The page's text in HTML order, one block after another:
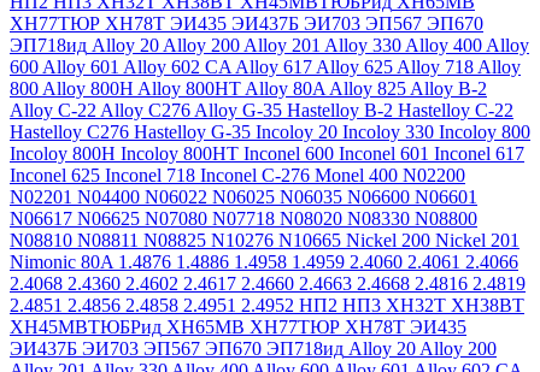
ХН77ТЮР ХН78Т ЭИ435 ЭИ437Б ЭИ703 ЭП567 ЭП670
ЭП718ид Alloy 20 Alloy 200 Alloy 201 Alloy 330 Alloy 400 Alloy
600 Alloy 601 Alloy 602 CA Alloy 617 Alloy 625 Alloy 718 Alloy
800 Alloy 800H Alloy 800HT Alloy 80A Alloy 825 Alloy B-2
Alloy C-22 Alloy C276 Alloy G-35 Hastelloy B-2 Hastelloy C-22
Hastelloy C276 Hastelloy G-35 Incoloy 20 Incoloy 330 Incoloy 800
Incoloy 800H Incoloy 800HT Inconel 600 Inconel 601 Inconel 617
Inconel 625 Inconel 718 Inconel C-276 Monel 400 N02200
N02201 N04400 N06022 N06025 N06035 N06600 N06601
N06617 N06625 N07080 N07718 N08020 N08330 N08800
N08810 N08811 N08825 N10276 N10665 Nickel 200 Nickel 201
Nimonic 80A 1.4876 1.4886 1.4958 1.4959 2.4060 2.4061 2.4066
2.4068 2.4360 2.4602 2.4617 2.4660 2.4663 2.4668 2.4816 2.4819
2.4851 2.4856 2.4858 2.4951 2.4952 НП2 НП3 ХН32Т ХН38ВТ
ХН45МВТЮБРид ХН65МВ ХН77ТЮР ХН78Т ЭИ435
ЭИ437Б ЭИ703 ЭП567 ЭП670 ЭП718ид Alloy 20 Alloy 200